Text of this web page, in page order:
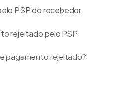
PSP do recebedor
rejeitado pelo PSP
pagamento rejeitado?